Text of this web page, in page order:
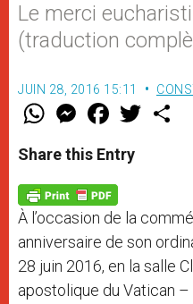
Le merci
(traduction
JUIN 28, 2016 15:11
W
t
s
p
p
M
e
s
e
g
e
r
F
a
e
b
o
k
w
Share this Entry
À l’occasion de la
anniversaire de son
28 juin 2016, en la salle
apostolique du Vatican –